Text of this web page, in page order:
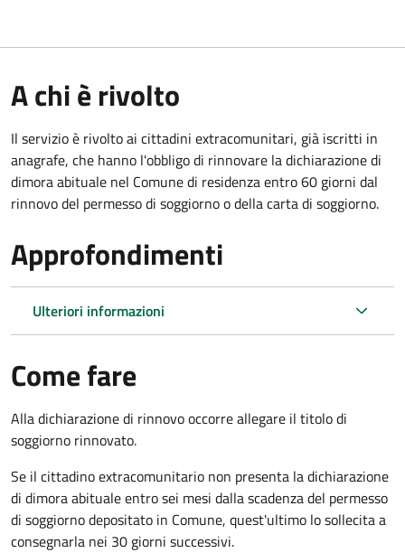
A chi è rivolto
Il servizio è rivolto ai cittadini extracomunitari, già iscritti in
anagrafe, che hanno l'obbligo di rinnovare la dichiarazione di
dimora abituale nel Comune di residenza entro 60 giorni dal
rinnovo del permesso di soggiorno o della carta di soggiorno.
Approfondimenti
Ulteriori informazioni
Come fare
Alla dichiarazione di rinnovo occorre allegare il titolo di
soggiorno rinnovato.
Se il cittadino extracomunitario non presenta la dichiarazione
di dimora abituale entro sei mesi dalla scadenza del permesso
di soggiorno depositato in Comune, quest'ultimo lo sollecita a
consegnarla nei 30 giorni successivi.